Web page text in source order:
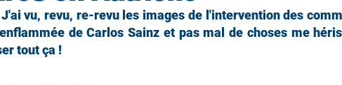
vu, revu, re-revu les images de l'intervention des
de Carlos Sainz et pas mal de choses me
tout ça !